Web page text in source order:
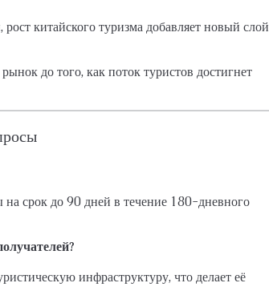
китайского туризма добавляет новый слой
до того, как поток туристов достигнет
на срок до 90 дней в течение 180-дневного
инфраструктуру, что делает её